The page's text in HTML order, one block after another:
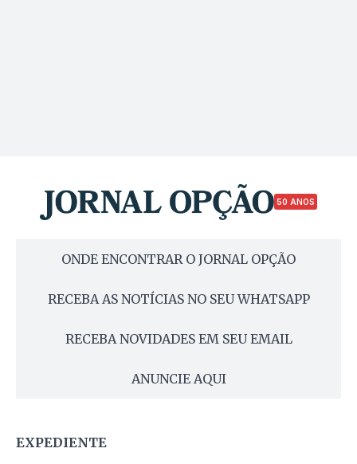
50 ANOS
ONDE ENCONTRAR O JORNAL OPÇÃO
RECEBA AS NOTÍCIAS NO SEU WHATSAPP
RECEBA NOVIDADES EM SEU EMAIL
ANUNCIE AQUI
EXPEDIENTE